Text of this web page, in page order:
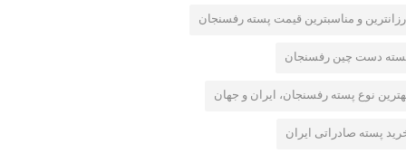
ارزانترین و مناسبترین قیمت پسته رفسنجان
دست چین رفسنجان
نوع پسته رفسنجان، ایران و جهان
پسته صادراتی ایران